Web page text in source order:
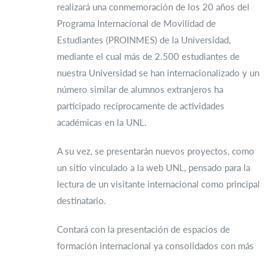
realizará una conmemoración de los 20 años del
Programa Internacional de Movilidad de
Estudiantes (PROINMES) de la Universidad,
mediante el cual más de 2.500 estudiantes de
nuestra Universidad se han internacionalizado y un
número similar de alumnos extranjeros ha
participado recíprocamente de actividades
académicas en la UNL.
A su vez, se presentarán nuevos proyectos, como
un sitio vinculado a la web UNL, pensado para la
lectura de un visitante internacional como principal
destinatario.
Contará con la presentación de espacios de
formación internacional ya consolidados con más